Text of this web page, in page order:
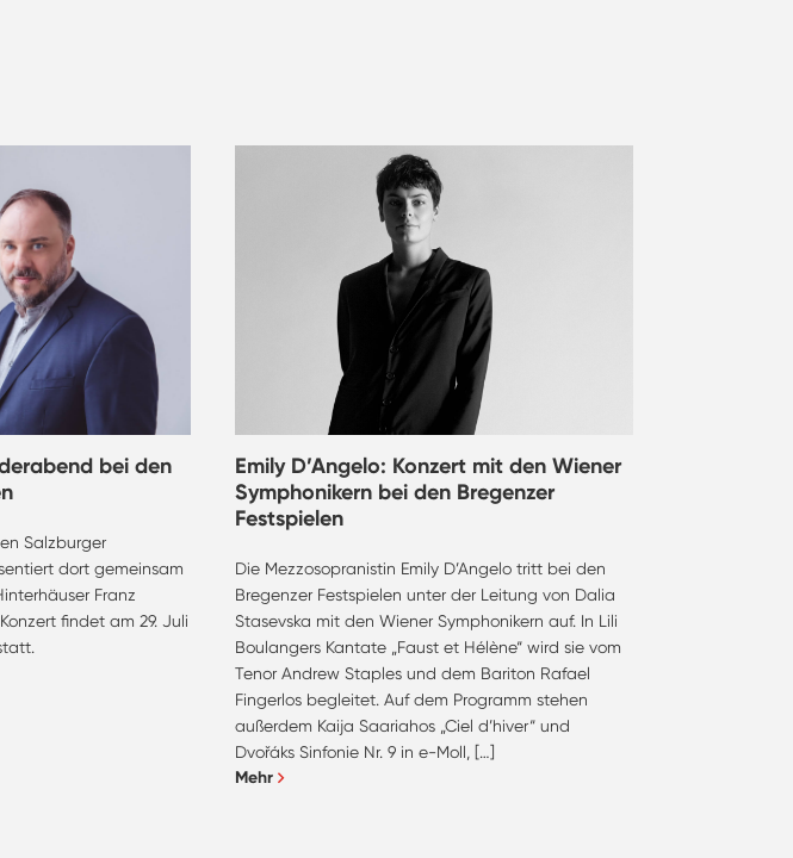
bei den
Salzburger
dort gemeinsam
Franz
findet am 29. Juli
Emily D’Angelo: Konzert mit den Wiener
Symphonikern bei den Bregenzer
Festspielen
Die Mezzosopranistin Emily D’Angelo tritt bei den
Bregenzer Festspielen unter der Leitung von Dalia
Stasevska mit den Wiener Symphonikern auf. In Lili
Boulangers Kantate „Faust et Hélène“ wird sie vom
Tenor Andrew Staples und dem Bariton Rafael
Fingerlos begleitet. Auf dem Programm stehen
außerdem Kaija Saariahos „Ciel d’hiver“ und
Dvořáks Sinfonie Nr. 9 in e-Moll, […]
Mehr